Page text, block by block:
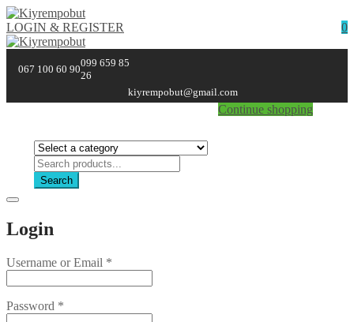
0
LOGIN & REGISTER
Continue shopping
067 100 60 90
099 659 85
26
kiyrempobut@gmail.com
Search
Login
Username or Email *
Password *